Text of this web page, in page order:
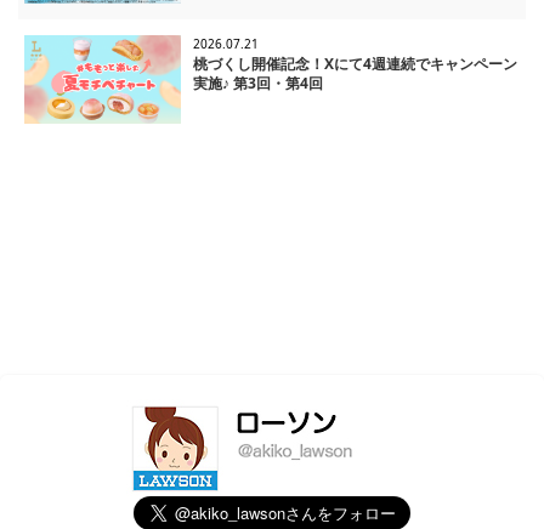
2026.07.21
桃づくし開催記念！Xにて4週連続でキャンペーン
実施♪ 第3回・第4回